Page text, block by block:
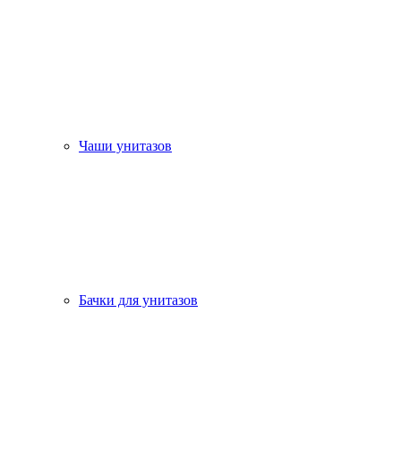
Чаши унитазов
Бачки для унитазов